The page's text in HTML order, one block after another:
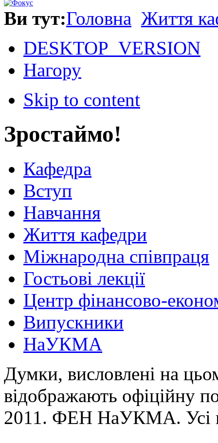
Ви тут:Головна Життя
DESKTOP_VERSION
Нагору
Skip to content
Зростаймо!
Кафедра
Вступ
Навчання
Життя кафедри
Міжнародна співпраця
Гостьові лекції
Центр фінансово-
Випускники
НаУКМА
Думки, висловлені на
відображають офіційну
2011. ФЕН НаУКМА. Усі